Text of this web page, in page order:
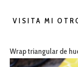
VISITA MI
Wrap triangular de